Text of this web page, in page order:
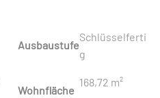
Ausbaustufe
Schlüsselferti
g
Wohnfläche
168,72 m²